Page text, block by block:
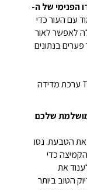
הפנימי של ה-
עם העור כדי
לאפשר לאור
בנתונים
שלכם
את הטבעת. נסו
כדי
את
הטוב ביותר